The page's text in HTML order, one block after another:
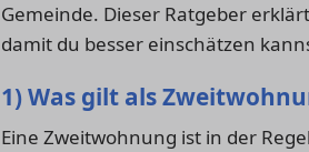
Gemeinde. Dieser Ratgeber
damit du besser einschätzen
1) Was gilt als
Eine Zweitwohnung ist in der